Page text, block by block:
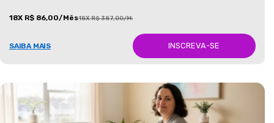
18X R$ 86,00/Mês18X R$ 387,00/Mês
SAIBA MAIS INSCREVA-SE